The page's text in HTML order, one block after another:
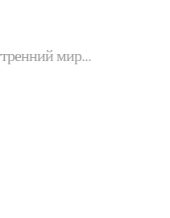
мир...